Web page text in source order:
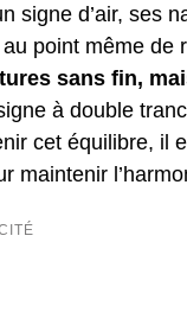
signe d’air, ses
point même de
sans fin,
à double
cet équilibre, il
maintenir